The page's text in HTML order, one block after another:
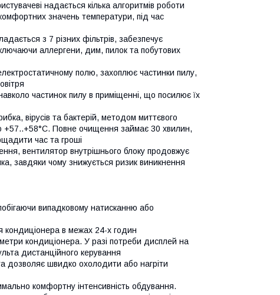
надається кілька алгоритмів роботи
значень температури, під час
з 7 різних фільтрів, забезпечує
аллергени, дим, пилок та побутових
полю, захоплює частинки пилу,
частинок пилу в приміщенні, що посилює їх
вірусів та бактерій, методом миттєвого
+57..+58°C. Повне очищення займає 30 хвилин,
час та гроші
вентилятор внутрішнього блоку продовжує
завдяки чому знижується ризик виникнення
випадковому натисканню або
кондиціонера в межах 24-х годин
кондиціонера. У разі потреби дисплей на
дистанційного керування
дозволяє швидко охолодити або нагріти
комфортну інтенсивність обдування.